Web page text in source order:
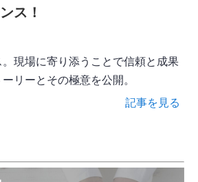
ス！
現場に寄り添うことで信頼と成果
リーとその極意を公開。
記事を見る